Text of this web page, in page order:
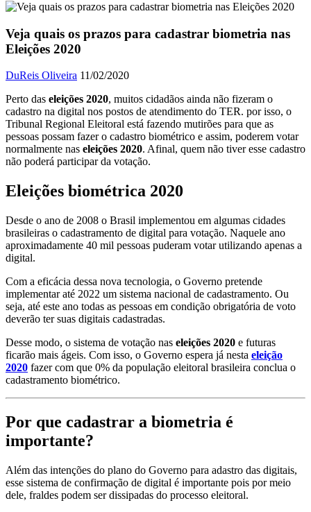
Veja quais os prazos para cadastrar biometria nas
Eleições 2020
DuReis Oliveira 11/02/2020
Perto das eleições 2020, muitos cidadãos ainda não fizeram o
cadastro na digital nos postos de atendimento do TER. por isso, o
Tribunal Regional Eleitoral está fazendo mutirões para que as
pessoas possam fazer o cadastro biométrico e assim, poderem votar
normalmente nas eleições 2020. Afinal, quem não tiver esse cadastro
não poderá participar da votação.
Eleições biométrica 2020
Desde o ano de 2008 o Brasil implementou em algumas cidades
brasileiras o cadastramento de digital para votação. Naquele ano
aproximadamente 40 mil pessoas puderam votar utilizando apenas a
digital.
Com a eficácia dessa nova tecnologia, o Governo pretende
implementar até 2022 um sistema nacional de cadastramento. Ou
seja, até este ano todas as pessoas em condição obrigatória de voto
deverão ter suas digitais cadastradas.
Desse modo, o sistema de votação nas eleições 2020 e futuras
ficarão mais ágeis. Com isso, o Governo espera já nesta eleição
2020 fazer com que 0% da população eleitoral brasileira conclua o
cadastramento biométrico.
Por que cadastrar a biometria é
importante?
Além das intenções do plano do Governo para adastro das digitais,
esse sistema de confirmação de digital é importante pois por meio
dele, fraldes podem ser dissipadas do processo eleitoral.